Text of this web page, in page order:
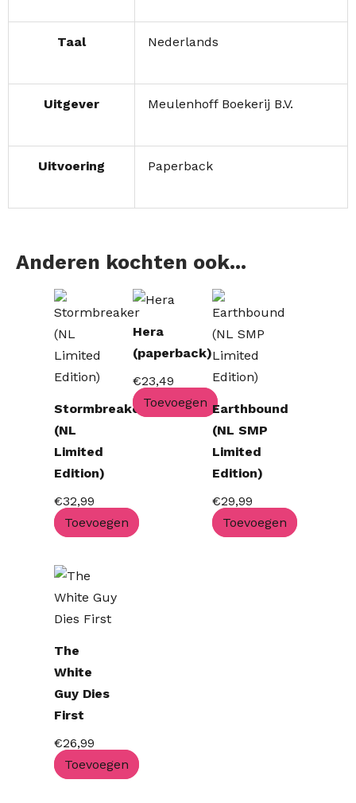
Taal Nederlands
Uitgever Meulenhoff Boekerij B.V.
Uitvoering Paperback
Anderen kochten ook...
Stormbreaker
(NL
Limited
Edition)
€32,99
Toevoegen
Hera
(paperback)
€23,49
Toevoegen Earthbound
(NL SMP
Limited
Edition)
€29,99
Toevoegen
The
White
Guy Dies
First
€26,99
Toevoegen